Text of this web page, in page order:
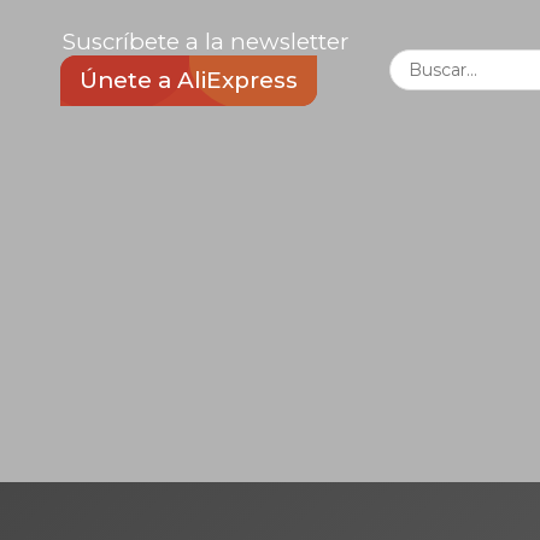
Suscríbete a la newsletter
Únete a AliExpress